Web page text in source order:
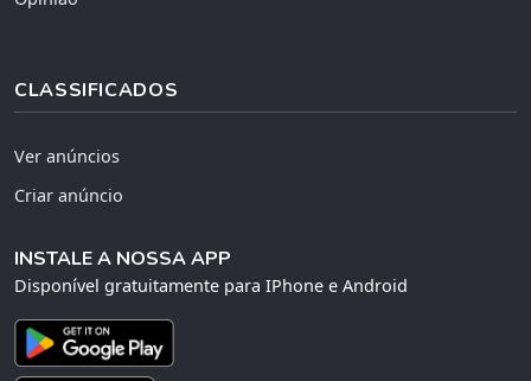
CLASSIFICADOS
Ver anúncios
Criar anúncio
INSTALE A NOSSA APP
Disponível gratuitamente para IPhone e Android